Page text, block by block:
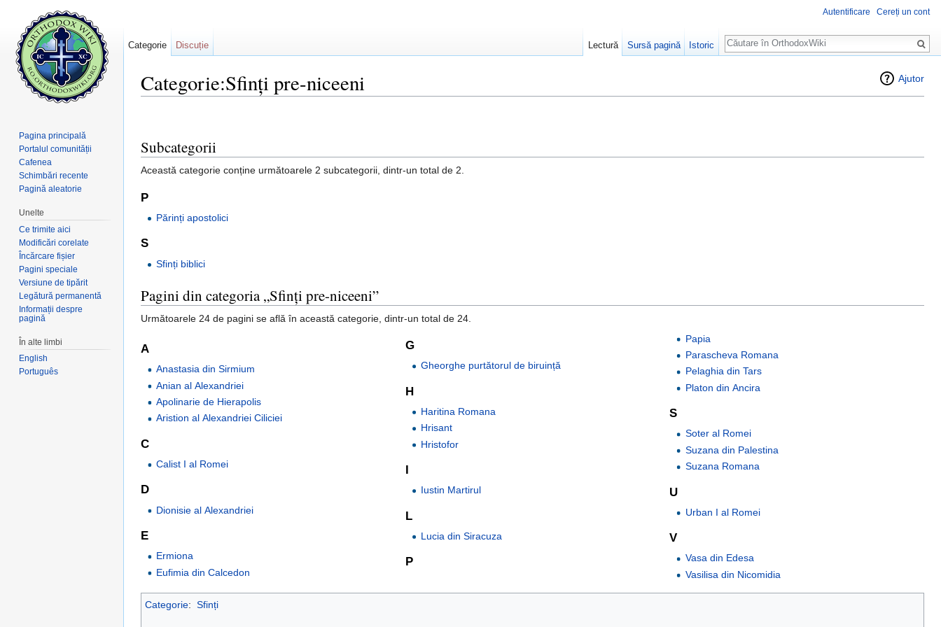
Ajutor
Categorie:Sfinți pre-niceeni
Subcategorii
Această categorie conține următoarele 2 subcategorii, dintr-un total de 2.
P
Părinți apostolici
S
Sfinți biblici
Pagini din categoria „Sfinți pre-niceeni”
Următoarele 24 de pagini se află în această categorie, dintr-un total de 24.
A
Anastasia din Sirmium
Anian al Alexandriei
Apolinarie de Hierapolis
Aristion al Alexandriei Ciliciei
C
Calist I al Romei
D
Dionisie al Alexandriei
E
Ermiona
Eufimia din Calcedon
G
Gheorghe purtătorul de biruință
H
Haritina Romana
Hrisant
Hristofor
I
Iustin Martirul
L
Lucia din Siracuza
P
Papia
Parascheva Romana
Pelaghia din Tars
Platon din Ancira
S
Soter al Romei
Suzana din Palestina
Suzana Romana
U
Urban I al Romei
V
Vasa din Edesa
Vasilisa din Nicomidia
Categorie: Sfinți
Autentificare Cereți un cont
Categorie Discuție Lectură Sursă pagină Istoric
Căutare
Pagina principală
Portalul comunității
Cafenea
Schimbări recente
Pagină aleatorie
Unelte
Ce trimite aici
Modificări corelate
Încărcare fișier
Pagini speciale
Versiune de tipărit
Legătură permanentă
Informații despre
pagină
În alte limbi
English
Português